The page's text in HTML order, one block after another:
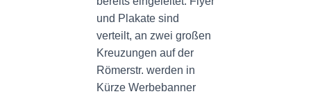
und Plakate sind
verteilt, an zwei großen
Kreuzungen auf der
Römerstr. werden in
Kürze Werbebanner